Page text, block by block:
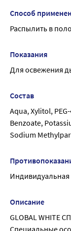
Способ
Распылить в
Показания
Для освежения
Состав
Aqua, Xylitol,
Benzoate,
Sodium
Описание
GLOBAL WHITE
Специальные